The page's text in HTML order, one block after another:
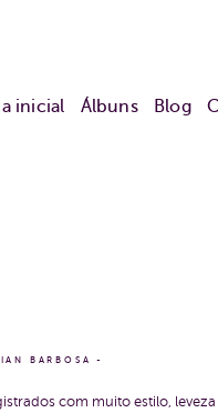
inicial Álbuns Blog
BARBOSA
com muito estilo,